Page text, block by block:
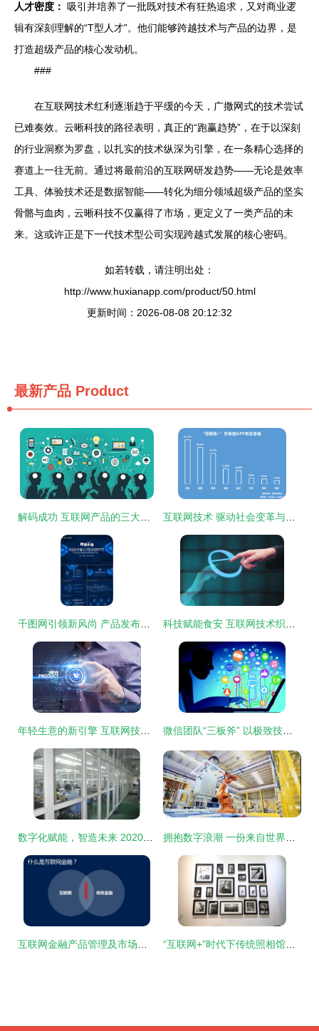
人才密度： 吸引并培养了一批既对技术有狂热追求，又对商业逻
辑有深刻理解的“T型人才”。他们能够跨越技术与产品的边界，是
打造超级产品的核心发动机。
###
在互联网技术红利逐渐趋于平缓的今天，广撒网式的技术尝试
已难奏效。云晰科技的路径表明，真正的“跑赢趋势”，在于以深刻
的行业洞察为罗盘，以扎实的技术纵深为引擎，在一条精心选择的
赛道上一往无前。通过将最前沿的互联网研发趋势——无论是效率
工具、体验技术还是数据智能——转化为细分领域超级产品的坚实
骨骼与血肉，云晰科技不仅赢得了市场，更定义了一类产品的未
来。这或许正是下一代技术型公司实现跨越式发展的核心密码。
如若转载，请注明出处：
http://www.huxianapp.com/product/50.html
更新时间：2026-08-08 20:12:32
最新产品 Product
解码成功 互联网产品的三大基石技术要素 互联网技术 驱动社会变革与未来发展的核心力量
千图网引领新风尚 产品发布素材免费下载，赋能互联网科技新生态 科技赋能食安 互联网技术织密食品安全防护网
年轻生意的新引擎 互联网技术与网络概念重塑商业格局 微信团队“三板斧” 以极致技术打造用户体验的秘密
数字化赋能，智造未来 2020年中国自有品牌产品展（PLF）中的互联网技术浪潮 拥抱数字浪潮 一份来自世界工厂的互联网技术邀请函
互联网金融产品管理及市场运营核心技能 “互联网+”时代下传统照相馆的转型与重生